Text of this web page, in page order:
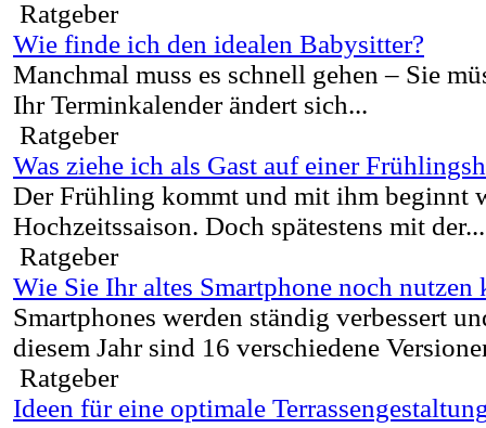
Ratgeber
Wie finde ich den idealen Babysitter?
Manchmal muss es schnell gehen – Sie
Ihr Terminkalender ändert sich...
Ratgeber
Was ziehe ich als Gast auf einer
Der Frühling kommt und mit ihm beginnt
Hochzeitssaison. Doch spätestens mit der...
Ratgeber
Wie Sie Ihr altes Smartphone noch nutzen
Smartphones werden ständig verbessert
diesem Jahr sind 16 verschiedene
Ratgeber
Ideen für eine optimale